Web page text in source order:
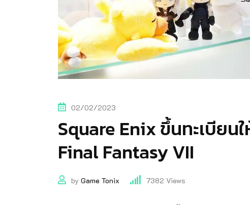
02/02/2023
Square Enix ขึ้นทะเบียน
Final Fantasy VII
by Game Tonix 7382 Views